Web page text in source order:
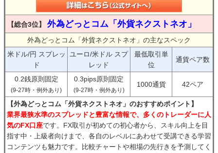
【総合3位】 外為どっとコム「外貨ネクストネオ」
外為どっとコム「外貨ネクストネオ」の主なスペック
米ドル/円 スプレッ
ド
ユーロ/米ドル スプ
レッド
最低取引単
位
通貨ペア数
0.2銭原則固定
(9-27時・例外あり)
0.3pips原則固定
(9-27時・例外あり)
1000通貨 42ペア
【外為どっとコム「外貨ネクストネオ」のおすすめポイント】
業界最狭水準のスプレッドと豊富な情報で、多くのトレーダーに人
気のFX口座です。FX取引が初めての初心者から、スキル向上を目
指す中・上級者向けまで、各自のレベルにあわせて受講できる学習
コンテンツも魅力です。比較チャートや相場の先行きを予測してく